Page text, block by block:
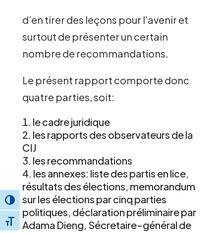
Toggle High Contrast
Toggle Font size
d’en tirer des leçons pour l’avenir et
surtout de présenter un certain
nombre de recommandations.
Le présent rapport comporte donc
quatre parties, soit:
le cadre juridique
les rapports des observateurs de la
CIJ
les recommandations
les annexes: liste des partis en lice,
résultats des élections, memorandum
sur les élections par cinq parties
politiques, déclaration préliminaire par
Adama Dieng, Sécretaire-général de